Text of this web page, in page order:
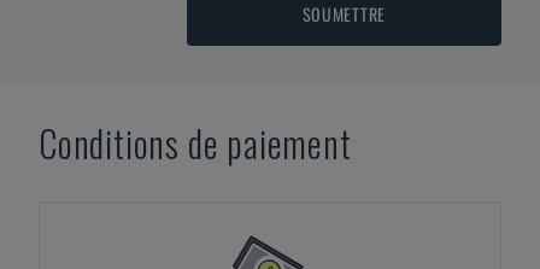
SOUMETTRE
Conditions de paiement